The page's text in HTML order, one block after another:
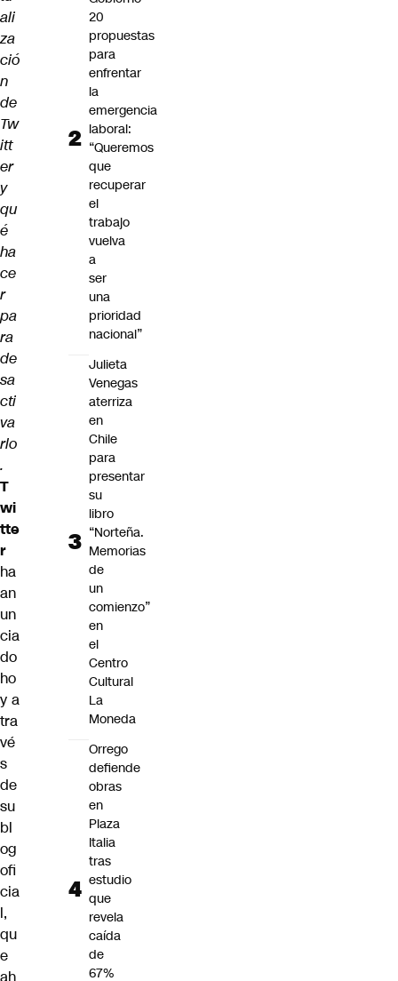
ali
za
ció
n
de
Tw
itt
er
y
qu
é
ha
ce
r
pa
ra
de
sa
cti
va
rlo
.
T
wi
tte
r
ha
an
un
cia
do
ho
y a
tra
vé
s
de
su
bl
og
ofi
cia
l,
qu
e
ah
20
propuestas
para
enfrentar
la
emergencia
laboral:
“Queremos
que
recuperar
el
trabajo
vuelva
a
ser
una
prioridad
nacional”
Julieta
Venegas
aterriza
en
Chile
para
presentar
su
libro
“Norteña.
Memorias
de
un
comienzo”
en
el
Centro
Cultural
La
Moneda
Orrego
defiende
obras
en
Plaza
Italia
tras
estudio
que
revela
caída
de
67%